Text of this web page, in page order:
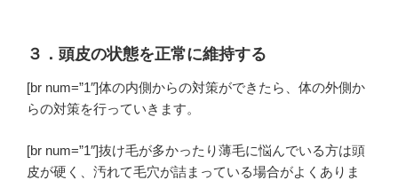
３．頭皮の状態を正常に維持する
[br num=”1″]体の内側からの対策ができたら、体の外側か
らの対策を行っていきます。
[br num=”1″]抜け毛が多かったり薄毛に悩んでいる方は頭
皮が硬く
汚れて毛穴が詰まっている場合がよくありま